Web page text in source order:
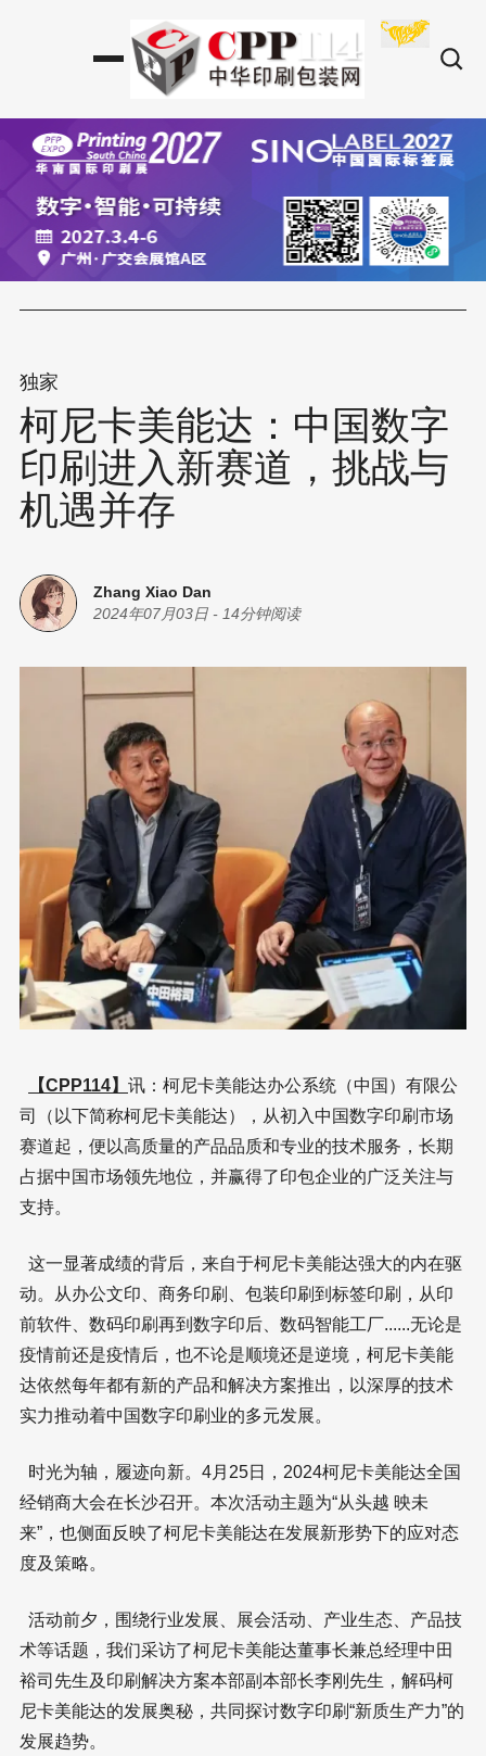
独家
柯尼卡美能达：中国数字
印刷进入新赛道，挑战与
机遇并存
Zhang Xiao Dan
2024年07月03日 - 14分钟阅读
【CPP114】 讯：柯尼卡美能达办公系统（中国）有限公
司（以下简称柯尼卡美能达），从初入中国数字印刷市场
赛道起，便以高质量的产品品质和专业的技术服务，长期
占据中国市场领先地位，并赢得了印包企业的广泛关注与
支持。
这一显著成绩的背后，来自于柯尼卡美能达强大的内在驱
动。从办公文印、商务印刷、包装印刷到标签印刷，从印
前软件、数码印刷再到数字印后、数码智能工厂......无论是
疫情前还是疫情后，也不论是顺境还是逆境，柯尼卡美能
达依然每年都有新的产品和解决方案推出，以深厚的技术
实力推动着中国数字印刷业的多元发展。
时光为轴，履迹向新。4月25日，2024柯尼卡美能达全国
经销商大会在长沙召开。本次活动主题为“从头越 映未
来”，也侧面反映了柯尼卡美能达在发展新形势下的应对态
度及策略。
活动前夕，围绕行业发展、展会活动、产业生态、产品技
术等话题，我们采访了柯尼卡美能达董事长兼总经理中田
裕司先生及印刷解决方案本部副本部长李刚先生，解码柯
尼卡美能达的发展奥秘，共同探讨数字印刷“新质生产力”的
发展趋势。